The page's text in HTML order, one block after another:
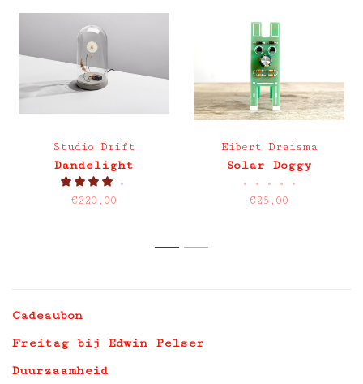
Studio Drift
Dandelight
•
€220,00
Eibert Draisma
Solar Doggy
• • • • •
€25,00
1 2
Cadeaubon
Freitag bij Edwin Pelser
Duurzaamheid